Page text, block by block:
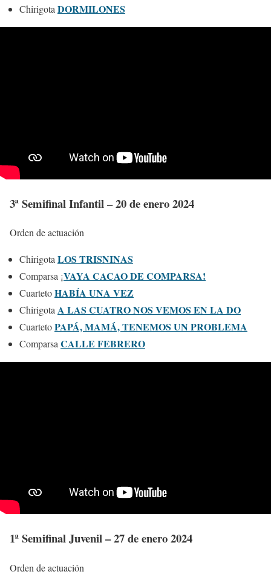
Chirigota DORMILONES
3ª Semifinal Infantil – 20 de enero 2024
Orden de actuación
ChirigotaLOS TRISNINAS
Comparsa ¡VAYA CACAO DE COMPARSA!
CuartetoHABÍA UNA VEZ
ChirigotaA LAS CUATRO NOS VEMOS EN LA DO
CuartetoPAPÁ, MAMÁ, TENEMOS UN PROBLEMA
ComparsaCALLE FEBRERO
1ª Semifinal Juvenil – 27 de enero 2024
Orden de actuación